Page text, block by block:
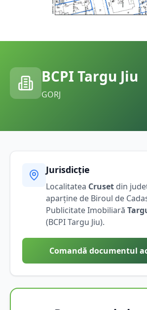
BCPI Targu Jiu
GORJ
Jurisdicție
Localitatea Cruset din
aparține de Biroul de
Publicitate Imobiliară
(BCPITargu Jiu).
Comandă documentul